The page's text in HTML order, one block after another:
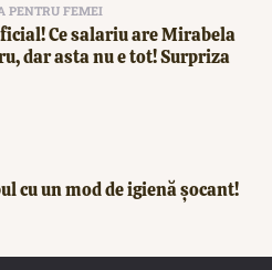
PENTRU FEMEI
Ce salariu are Mirabela
dar asta nu e tot! Surpriza
cu un mod de igienă șocant!